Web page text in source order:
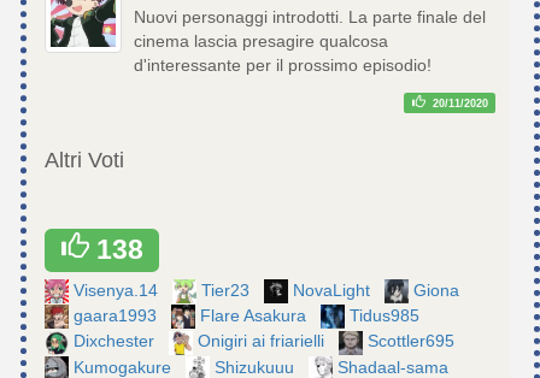
Nuovi personaggi introdotti. La parte finale del
cinema lascia presagire qualcosa
d'interessante per il prossimo episodio!
20/11/2020
Altri Voti
138
Visenya.14 Tier23 NovaLight
Giona
gaara1993
Flare Asakura
Tidus985
Dixchester
Onigiri ai friarielli
Scottler695
Kumogakure
Shizukuuu
Shadaal-sama